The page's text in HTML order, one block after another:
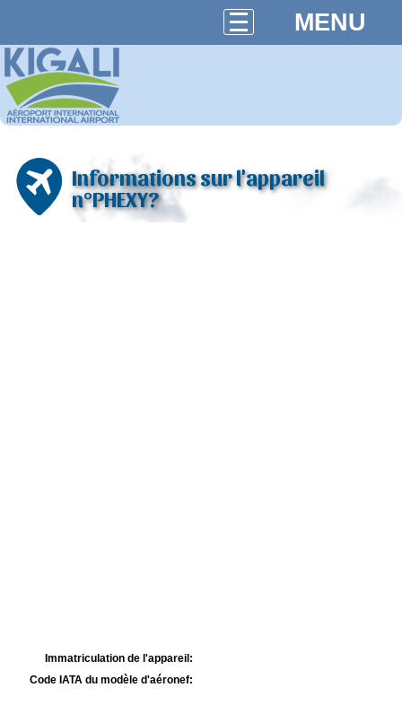
MENU
Informations sur l'appareil
n°PHEXY?
Immatriculation de l'appareil:
Code IATA du modèle d'aéronef: